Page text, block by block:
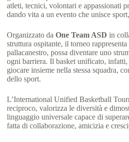
atleti, tecnici, volontari e appassionati
dando vita a un evento che unisce
Organizzato daOne Team ASD in
struttura ospitante, il torneo
pallacanestro, possa diventare uno
ogni barriera. Il basket unificato,
giocare insieme nella stessa squadra,
dello sport.
L’International Unified Basketball
reciproco, valorizza le diversità e
linguaggio universale capace di
fatta di collaborazione, amicizia e